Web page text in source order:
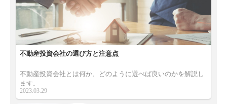
不動産投資会社の選び方と注意点
不動産投資会社とは何か、どのように選べば良いのかを解説し
ます。
2023.03.29